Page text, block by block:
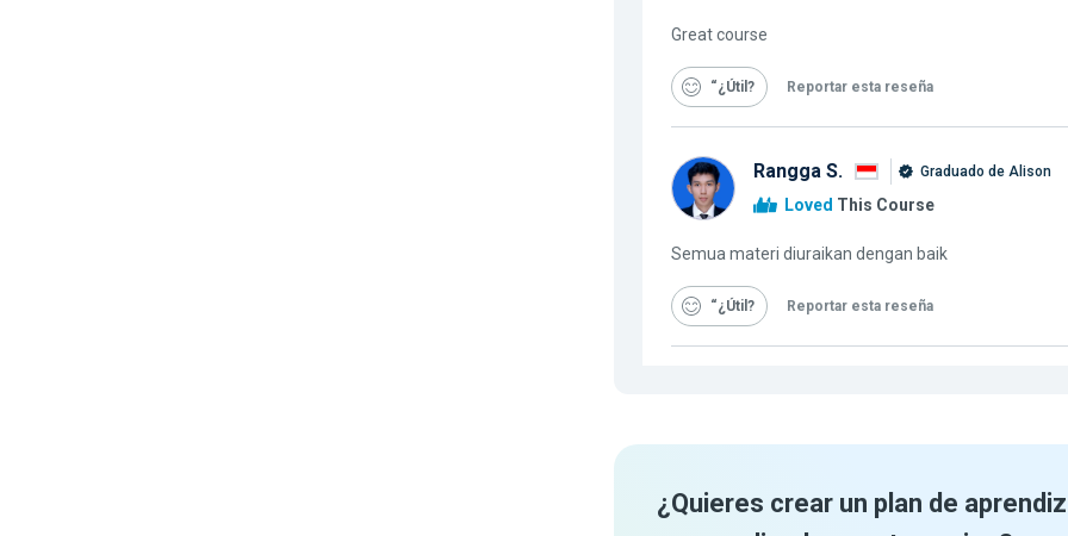
Great course
“¿Útil Reportar esta reseña
Rangga S. Graduado de Alison
Loved This Course
Semua materi diuraikan dengan baik
“¿Útil Reportar esta reseña
¿Quieres crear un plan de